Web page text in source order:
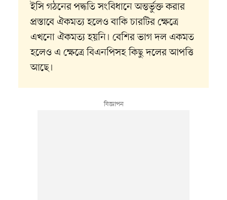
ইসি গঠনের পদ্ধতি সংবিধানে অন্তর্ভুক্ত করার
প্রস্তাবে ঐকমত্য হলেও বাকি চারটির ক্ষেত্রে
এখনো ঐকমত্য হয়নি। বেশির ভাগ দল একমত
হলেও এ ক্ষেত্রে বিএনপিসহ কিছু দলের আপত্তি
আছে।